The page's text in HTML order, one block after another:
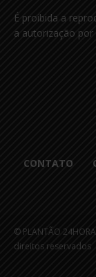
É proibida a
a autorização
CONTATO
© PLANTÃO
direitos reservados